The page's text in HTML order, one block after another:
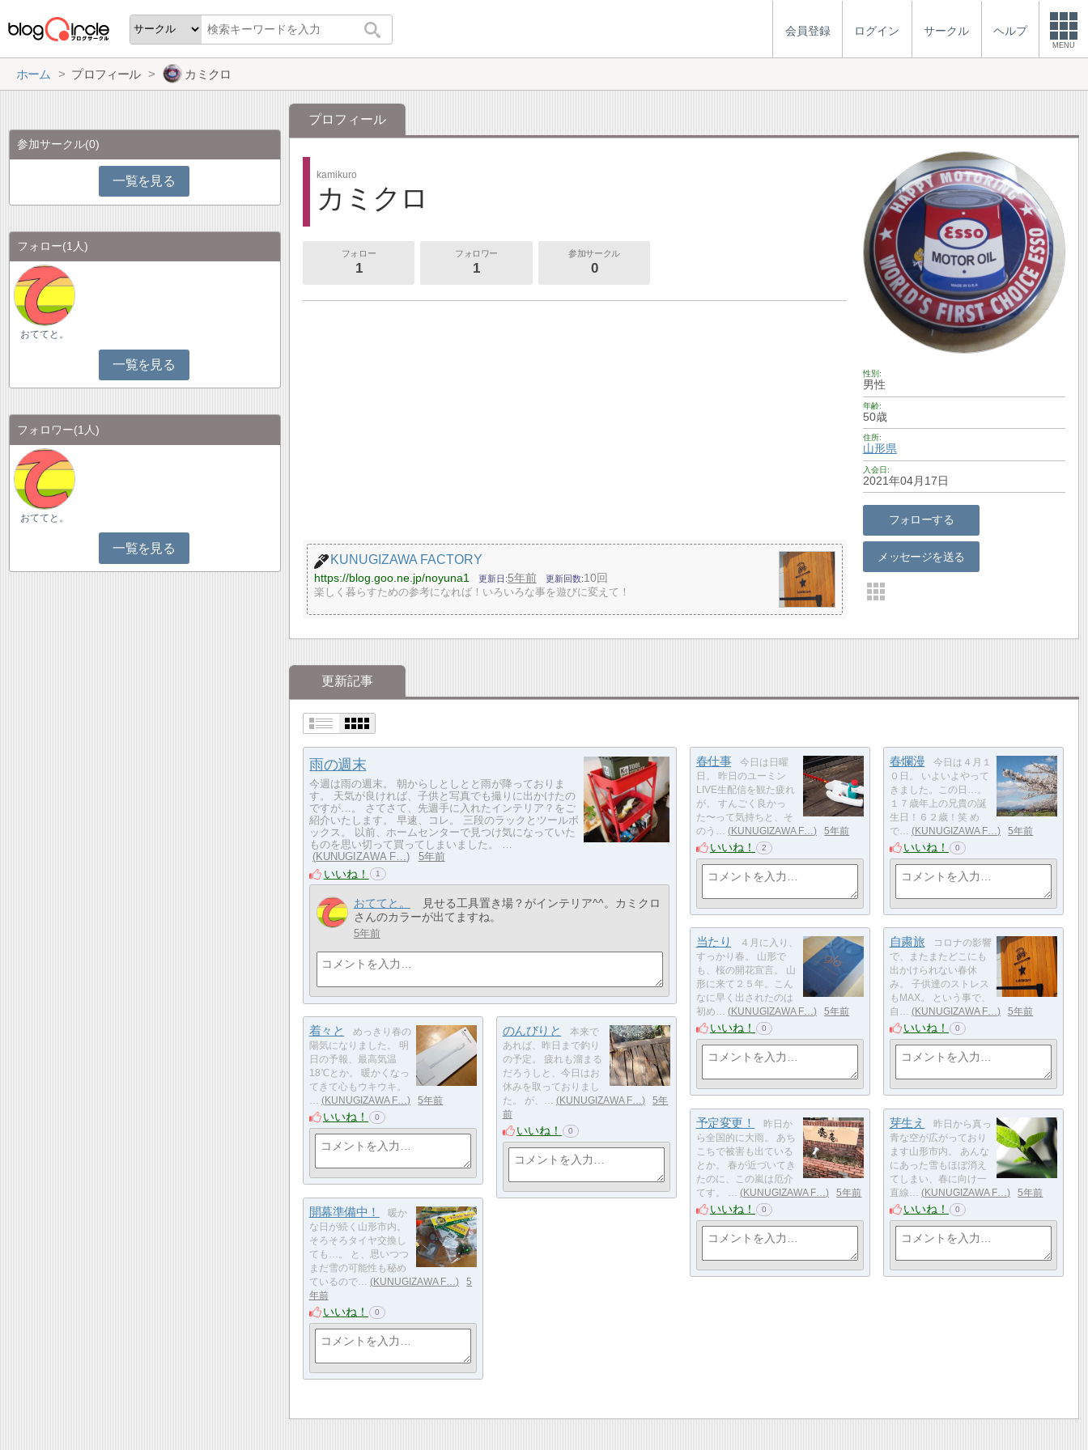
会員登録 ログイン サークル ヘルプ
MENU
ホーム プロフィール カミクロ
プロフィール
kamikuro
カミクロ
フォロー
1
フォロワー
1
参加サークル
0
性別
男性
年齢
50歳
住所
山形県
入会日
2021年04月17日
フォローする
メッセージを送る
KUNUGIZAWA FACTORY
https://blog.goo.ne.jp/noyuna1 更新日 5年前 更新回数 10回
楽しく暮らすための参考になれば！いろいろな事を遊びに変えて！
更新記事
雨の週末
今週は雨の週末。 朝からしとしとと雨が降っておりま
す。 天気が良ければ、子供と写真でも撮りに出かけたの
ですが…。 さてさて、先週手に入れたインテリア？をご
紹介いたします。 早速、コレ。 三段のラックとツールボ
ックス。 以前、ホームセンターで見つけ気になっていた
ものを思い切って買ってしまいました。 …
KUNUGIZAWA F…
5年前
いいね！ 1
おててと。
見せる工具置き場？がインテリア^^。カミクロ
さんのカラーが出てますね。
5年前
春仕事
今日は日曜
日。 昨日のユーミン
LIVE生配信を観た疲れ
が。 すんごく良かっ
た〜って気持ちと、そ
のう…
KUNUGIZAWA F… 5年前
いいね！ 2
春爛漫
今日は４月１
０日。 いよいよやって
きました。この日…。
１７歳年上の兄貴の誕
生日！６２歳！笑 め
で…
KUNUGIZAWA F… 5年前
いいね！ 0
当たり
４月に入り、
すっかり春。 山形で
も、桜の開花宣言。 山
形に来て２５年。こん
なに早く出されたのは
初め…
KUNUGIZAWA F… 5年前
いいね！ 0
自粛旅
コロナの影響
で、またまたどこにも
出かけられない春休
み。 子供達のストレス
もMAX。 という事で、
自…
KUNUGIZAWA F… 5年前
いいね！ 0
着々と
めっきり春の
陽気になりました。 明
日の予報、最高気温
18℃とか。 暖かくなっ
てきて心もウキウキ。
KUNUGIZAWA F… 5年前
いいね！ 0
のんびりと
本来で
あれば、昨日まで釣り
の予定。 疲れも溜まる
だろうしと、今日はお
休みを取っておりまし
た。 が、…
KUNUGIZAWA F…
5年
前
いいね！ 0
予定変更！
昨日か
ら全国的に大雨。 あち
こちで被害も出ている
とか。 春が近づいてき
たのに、この嵐は厄介
てす。 …
KUNUGIZAWA F… 5年前
いいね！ 0
芽生え
昨日から真っ
青な空が広がっており
ます山形市内。 あんな
にあった雪もほぼ消え
てしまい、春に向け一
直線…
KUNUGIZAWA F… 5年前
いいね！ 0
開幕準備中！
暖か
な日が続く山形市内。
そろそろタイヤ交換し
ても…。 と、思いつつ
まだ雪の可能性も秘め
ているので…
KUNUGIZAWA F…
5
年前
いいね！ 0
参加サークル(0)
一覧を見る
フォロー(1人)
おててと。
一覧を見る
フォロワー(1人)
おててと。
一覧を見る